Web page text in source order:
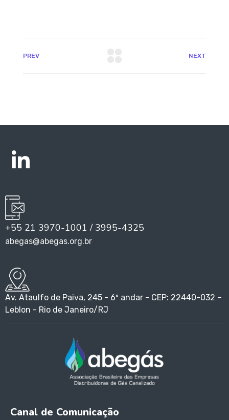
PREV NEXT
+55 21 3970-1001 / 3995-4325
abegas@abegas.org.br
Av. Ataulfo de Paiva, 245 - 6º andar - CEP: 22440-032 –
Leblon - Rio de Janeiro/RJ
Canal de Comunicação